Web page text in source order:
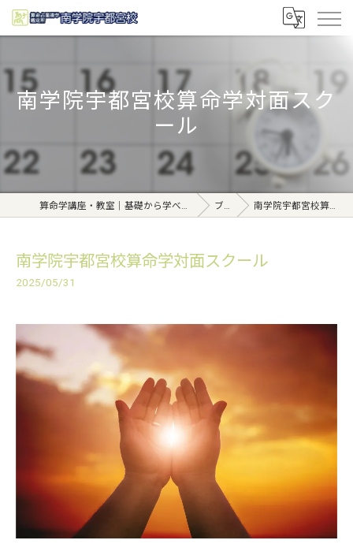
南学院宇都宮校算命学対面スク
ール
算命学講座・教室｜基礎から学べる東京日本橋【日本橋南学院】 ブログ 南学院宇都宮校算命学対面スクール
南学院宇都宮校算命学対面スクール
2025/05/31